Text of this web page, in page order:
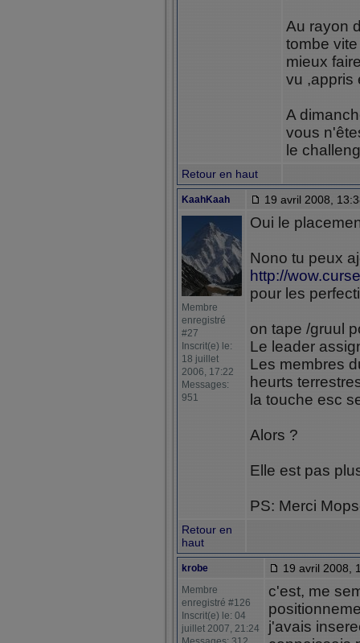
Au rayon
tombe
mieux
vu ,appris
A
vous
le
Retour en haut
KaahKaah 19 avril 2008,
Membre
enregistré
#27
Inscrit(e) le:
18 juillet
2006, 17:22
Messages:
951
Oui le
Nono tu peux
http://
pour les
on tape /gruul
Le leader
Les membres
heurts
la touche esc
Alors ?
Elle est pas
PS: Merci
Retour en
haut
krobe 19 avril 2008,
Membre
enregistré #126
Inscrit(e) le: 04
juillet 2007, 21:24
c'est, me
j'avais